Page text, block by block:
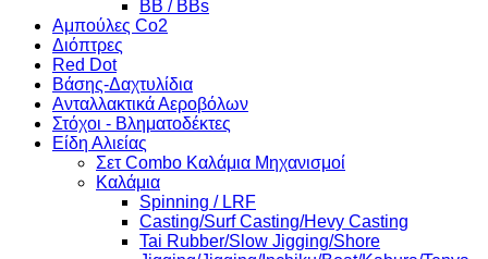
BB / BBs
Αμπούλες Co2
Διόπτρες
Red Dot
Βάσης-Δαχτυλίδια
Ανταλλακτικά Αεροβόλων
Στόχοι - Βληματοδέκτες
Είδη Αλιείας
Σετ Combo Καλάμια Μηχανισμοί
Καλάμια
Spinning / LRF
Casting/Surf Casting/Hevy Casting
Tai Rubber/Slow Jigging/Shore